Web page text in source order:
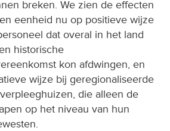
breken. We zien de effecten
eenheid nu op positieve wijze
dat overal in het land
historische
kon afdwingen, en
wijze bij geregionaliseerde
die alleen de
op het niveau van hun